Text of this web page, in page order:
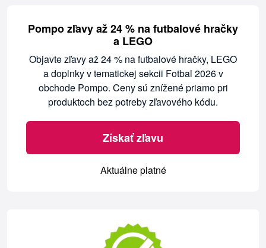
Pompo zľavy až 24 % na futbalové hračky
a LEGO
Objavte zľavy až 24 % na futbalové hračky, LEGO
a doplnky v tematickej sekcii Fotbal 2026 v
obchode Pompo. Ceny sú znížené priamo pri
produktoch bez potreby zľavového kódu.
Získať zľavu
Aktuálne platné